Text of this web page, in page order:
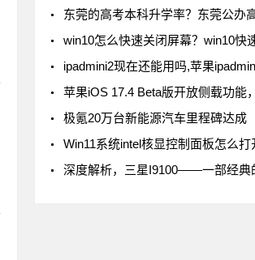
东莞的高考本科升学率？东莞公办高中录取率有多
win10怎么快速关闭屏幕？win10快速关闭屏幕方
ipadmini2现在还能用吗,苹果ipadmini2现在还能
苹果iOS 17.4 Beta版开放侧载功能，但iPad不在列
极氪20万台新能源汽车里程碑达成
Win11系统intel核显控制面板怎么打开-打开intel核显控制面板的
深度解析，三星I9100——一部经典的智能手机